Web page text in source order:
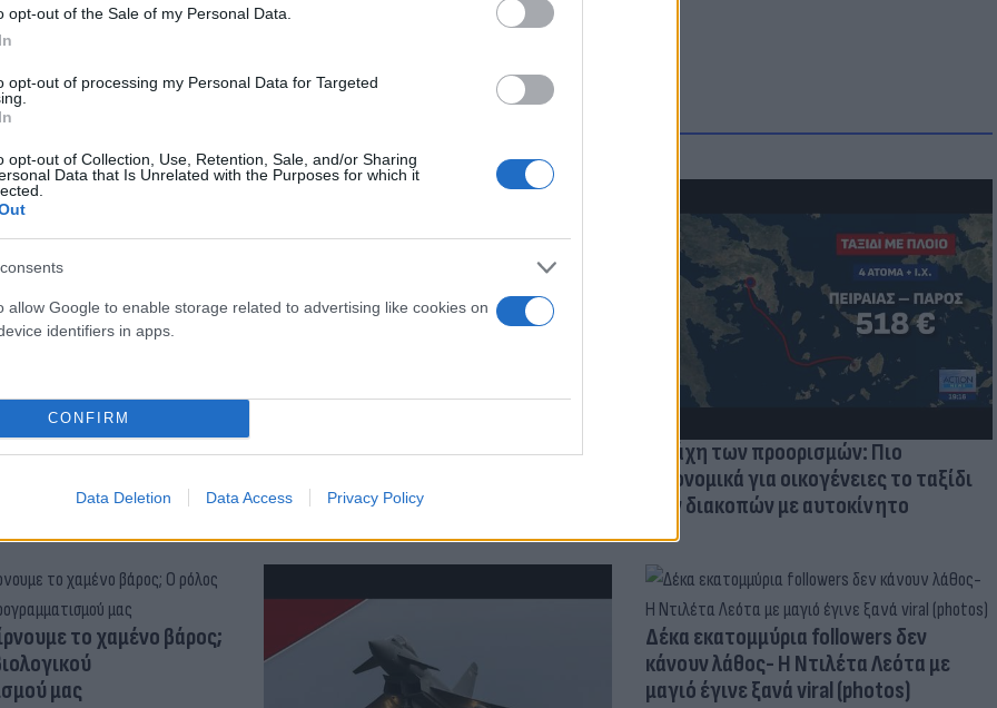
opt-out of the Sale of my Personal Data.
opt-out of processing my Personal Data for Targeted
opt-out of Collection, Use, Retention, Sale, and/or Sharing
Data that Is Unrelated with the Purposes for which it
allow Google to enable storage related to advertising like cookies on
identifiers in apps.
CONFIRM
Data Deletion Data Access Privacy Policy
στην παρουσίαση του
κόσμου στο γήπεδο
(video)
«τέλειο» δέρμα αποτελεί πρόβλημα
ψυχικής υγείας
Η μάχη των προορισμών: Πιο
οικονομικά για οικογένειες το ταξίδι
των διακοπών με αυτοκίνητο
το χαμένο βάρος;
μας
Δέκα εκατομμύρια followers δεν
κάνουν λάθος- Η Ντιλέτα Λεότα με
μαγιό έγινε ξανά viral (photos)